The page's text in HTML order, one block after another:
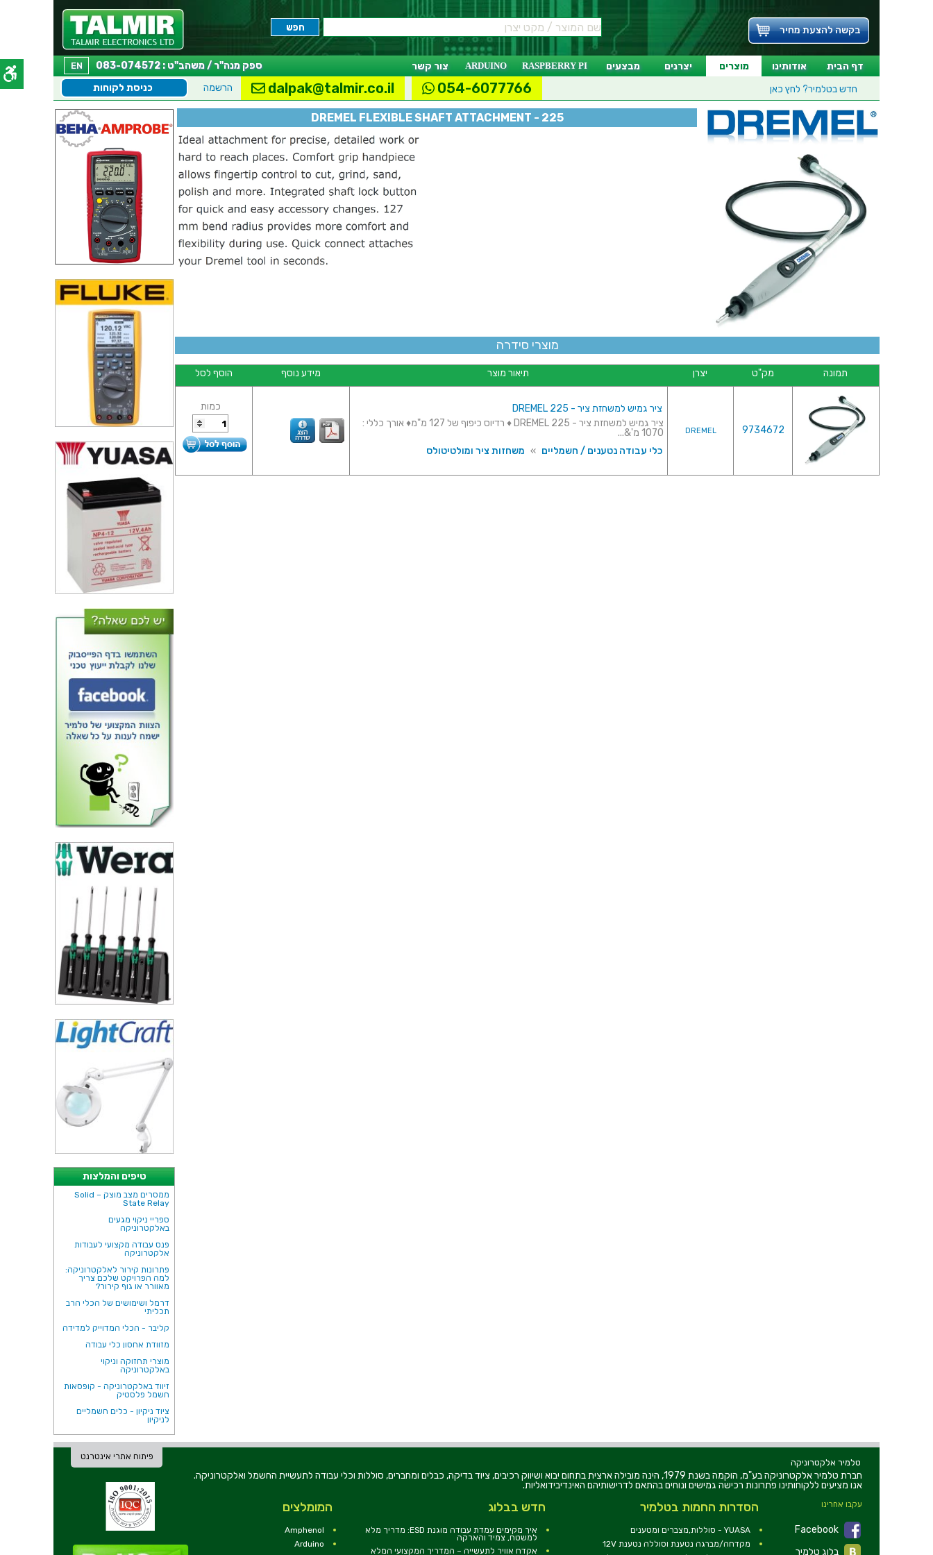
בקשה להצעת מחיר
דף הבית אודותינו מוצרים יצרנים מבצעים RASPBERRY PI
ARDUINO צור קשר EN
ספק מנה"ר / משהב"ט : 083-074572
חדש בטלמיר? לחץ כאן כניסת לקוחות הרשמה dalpak@talmir.co.il 054-6077766
טיפים והמלצות
ממסרים מצב מוצק – Solid
State Relay
ספריי ניקוי מגעים
באלקטרוניקה
פנס עבודה מקצועי לעבודות
אלקטרוניקה
פתרונות קירור לאלקטרוניקה:
למה הפרויקט שלכם צריך
מאוורר או גוף קירור?
דרמל ושימושים של הכלי הרב
תכליתי
קליבר - הכלי המדוייק למדידה
מזוודת אחסון כלי עבודה
מוצרי תחזוקה וניקוי
באלקטרוניקה
זיווד באלקטרוניקה - קופסאות
חשמל פלסטיק
ציוד ניקיון - כלים חשמליים
לניקיון
DREMEL FLEXIBLE SHAFT ATTACHMENT - 225
מוצרי סידרה
תמונה מק"ט יצרן תיאור מוצר מידע נוסף הוסף לסל
9734672
DREMEL
ציר גמיש למשחזת ציר - DREMEL 225
ציר גמיש למשחזת ציר - DREMEL 225 ♦ רדיוס כיפוף של 127 מ"מ♦ אורך כללי :
1070 מ'&...
כלי עבודה נטענים / חשמליים » משחזות ציר ומולטיטולס
כמות
פיתוח אתרי אינטרנט
טלמיר אלקטרוניקה
חברת טלמיר אלקטרוניקה בע"מ, הוקמה בשנת 1979, הינה מובילה ארצית בתחום יבוא ושיווק רכיבים, ציוד בדיקה, כבלים ומחברים, סוללות וכלי עבודה לתעשיית החשמל ואלקטרוניקה.
אנו מציעים ללקוחותינו פתרונות רכישה גמישים ונוחים בהתאם לדרישותיהם האינדיבידואליות.
עקבו אחרינו
Facebook
המומלצים
Amphenol
Arduino
חדש בבלוג
איך מקימים עמדת עבודה מוגנת ESD: מדריך מלא
למשטח, צמיד והארקה
אקדח אוויר לתעשייה – המדריך המקצועי המלא
הסדרות החמות בטלמיר
YUASA - סוללות,מצברים ומטענים
מקדחה/מברגה נטענת וסוללה נטענת 12V